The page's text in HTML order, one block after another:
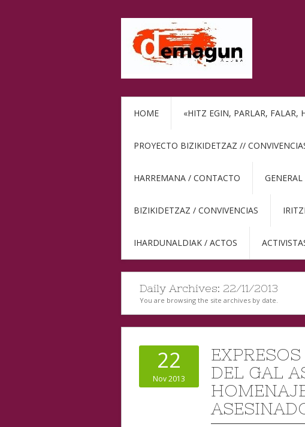
HOME «HITZ EGIN, PARLAR, FALAR,
PROYECTO BIZIKIDETZAZ //
HARREMANA / CONTACTO GENERAL
BIZIKIDETZAZ / CONVIVENCIAS
IHARDUNALDIAK / ACTOS
Daily Archives: 22/11/2013
You are browsing the site archives by date.
22
Nov 2013
DEL GAL